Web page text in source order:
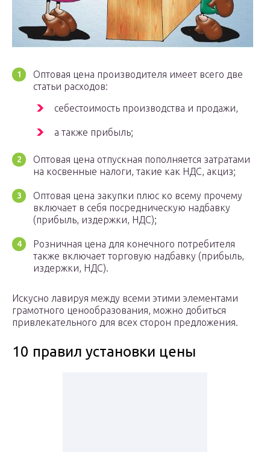
Оптовая цена производителя имеет всего две
статьи расходов:
себестоимость производства и продажи,­
а также прибыль;­
Оптовая цена отпускная пополняется затратами
на косвенные налоги, такие как НДС, акциз;­
Оптовая цена закупки плюс ко всему прочему
включает в себя посредническую надбавку
(прибыль, издержки, НДС);­
Розничная цена для конечного потребителя
также включает торговую надбавку (прибыль,
издержки, НДС).­
Искусно лавируя между всеми этими элементами
грамотного ценообразования, можно добиться
привлекательного для всех сторон предложения.
10 правил установки цены